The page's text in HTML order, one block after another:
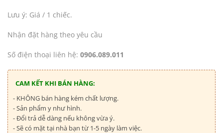
Lưu ý: Giá / 1 chiếc.
Nhận đặt hàng theo yêu cầu
Số điện thoại liên hệ: 0906.089.011
CAM KẾT KHI BÁN HÀNG:
- KHÔNG bán hàng kém chất lượng.
- Sản phẩm y như hình.
- Đổi trả dễ dàng nếu không vừa ý.
- Sẽ có mặt tại nhà bạn từ 1-5 ngày làm việc.